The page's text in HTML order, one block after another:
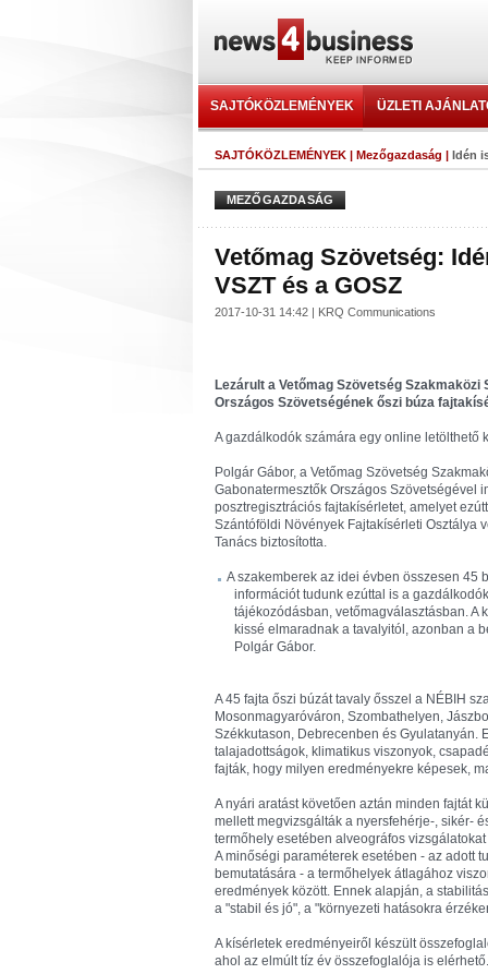
SAJTÓKÖZLEMÉNYEK ÜZLETI
SAJTÓKÖZLEMÉNYEK | Mezőgazdaság | Idén
MEZŐGAZDASÁG
Vetőmag Szövetség:
VSZT és a GOSZ
2017-10-31 14:42 | KRQ Communications
Lezárult a Vetőmag Szövetség
Országos Szövetségének őszi búza
A gazdálkodók számára egy online letölthető
Polgár Gábor, a Vetőmag Szövetség
Gabonatermesztők Országos Szövetségével
posztregisztrációs fajtakísérletet, amelyet
Szántóföldi Növények Fajtakísérleti Osztálya
Tanács biztosította.
A szakemberek az idei évben összesen 45
információt tudunk ezúttal is a
tájékozódásban, vetőmagválasztásban.
kissé elmaradnak a tavalyitól, azonban a
Polgár Gábor.
A 45 fajta őszi búzát tavaly ősszel a NÉBIH
Mosonmagyaróváron, Szombathelyen,
Székkutason, Debrecenben és Gyulatanyán.
talajadottságok, klimatikus viszonyok,
fajták, hogy milyen eredményekre képesek,
A nyári aratást követően aztán minden fajtát
mellett megvizsgálták a nyersfehérje-, sikér-
termőhely esetében alveográfos
A minőségi paraméterek esetében - az adott
bemutatására - a termőhelyek átlagához
eredmények között. Ennek alapján, a
a "stabil és jó", a "környezeti hatásokra
A kísérletek eredményeiről készült
ahol az elmúlt tíz év összefoglalója is elérhető.